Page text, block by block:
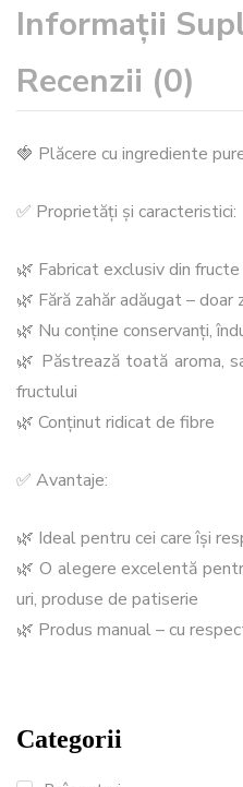
Categorii
Informații
Recenzii (0)
🍓 Plăcere cu ingrediente
✅ Proprietăți și caracteristici:
🌿 Fabricat exclusiv din
🌿 Fără zahăr adăugat –
🌿 Nu conține conservanți,
🌿 Păstrează toată aroma,
fructului
🌿 Conținut ridicat de fibre
✅ Avantaje:
🌿 Ideal pentru cei care își
🌿 O alegere excelentă
uri, produse de patiserie
🌿 Produs manual – cu